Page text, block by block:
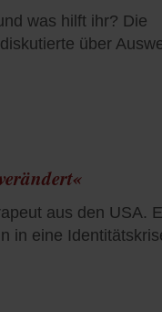
was hilft ihr? Die
über
aus den USA.
in eine